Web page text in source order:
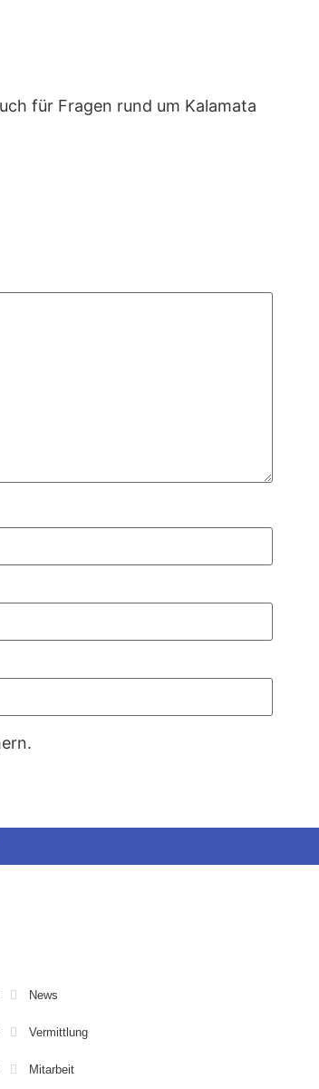
für Fragen rund um Kalamata
News
Vermittlung
Mitarbeit